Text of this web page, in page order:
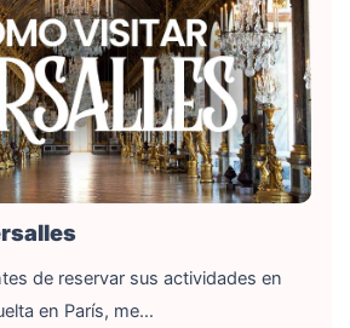
de reservar sus actividades en
en París, me…